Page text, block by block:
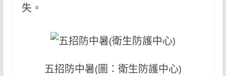
失。
五招防中暑(圖：衛生防護中心)